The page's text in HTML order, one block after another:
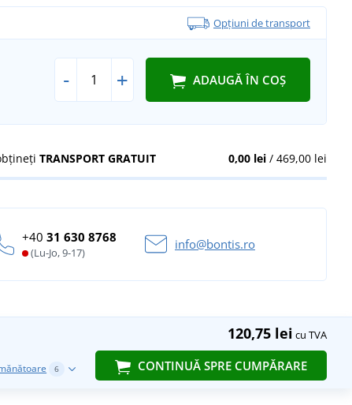
Opțiuni de transport
- + ADAUGĂ ÎN COȘ
0,00 lei/ 469,00 lei
TRANSPORT GRATUIT
+40 31 630 8768
(Lu-Jo, 9-17)
info@bontis.ro
120,75 lei cu TVA
CONTINUĂ SPRE CUMPĂRARE
6